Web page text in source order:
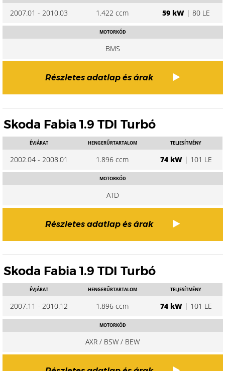
2007.01 - 2010.03 1.422 ccm 59 kW| 80 LE
MOTORKÓD
BMS
Részletes adatlap és árak
Skoda Fabia 1.9 TDI Turbó
ÉVJÁRAT
2002.04 - 2008.01
HENGERŰRTARTALOM
1.896 ccm
TELJESÍTMÉNY
74 kW| 101 LE
MOTORKÓD
ATD
Részletes adatlap és árak
Skoda Fabia 1.9 TDI Turbó
ÉVJÁRAT
2007.11 - 2010.12
HENGERŰRTARTALOM
1.896 ccm
TELJESÍTMÉNY
74 kW| 101 LE
MOTORKÓD
AXR / BSW / BEW